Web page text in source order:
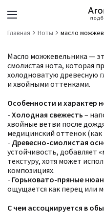
Главная Ноты масло
Масло можжевельника —
смолистая нота, которая
холодноватую древесную
и хвойными оттенками.
Особенности и характер
- Холодная свежесть –
хвойные ветви после
медицинский оттенок
- Древесно-смолистая
устойчивость, добавляет
текстуру, хотя может
композициях.
- Горьковато-пряные
ощущается как перец или
С чем ассоциируется в